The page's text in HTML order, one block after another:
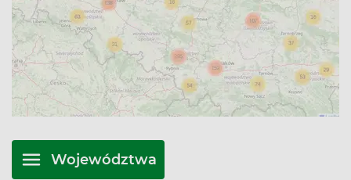
Województwa